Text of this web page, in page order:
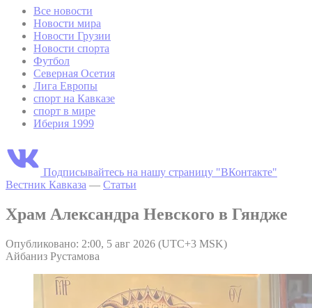
Все новости
Новости мира
Новости Грузии
Новости спорта
Футбол
Северная Осетия
Лига Европы
спорт на Кавказе
спорт в мире
Иберия 1999
Подписывайтесь на нашу страницу "ВКонтакте"
Вестник Кавказа — Статьи
Храм Александра Невского в Гяндже
Опубликовано: 2:00, 5 авг 2026 (UTC+3 MSK)
Айбаниз Рустамова